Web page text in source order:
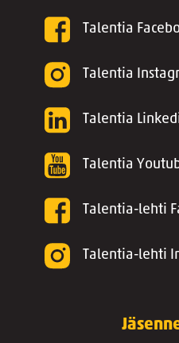
Talentia
Talentia
Talentia
Talentia
Talentia-lehti
Talentia-lehti